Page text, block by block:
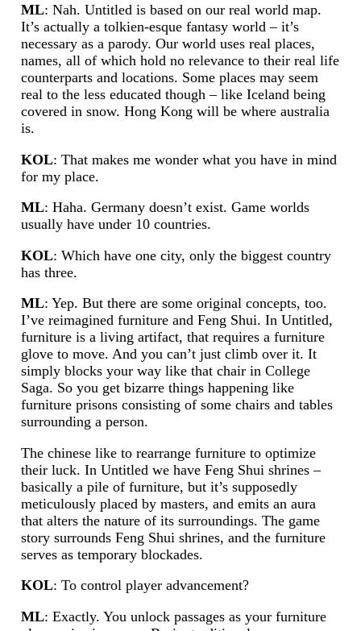
ML: Nah. Untitled is based on our real world map.
It’s actually a tolkien-esque fantasy world – it’s
necessary as a parody. Our world uses real places,
names, all of which hold no relevance to their real life
counterparts and locations. Some places may seem
real to the less educated though – like Iceland being
covered in snow. Hong Kong will be where australia
is.
KOL: That makes me wonder what you have in mind
for my place.
ML: Haha. Germany doesn’t exist. Game worlds
usually have under 10 countries.
KOL: Which have one city, only the biggest country
has three.
ML: Yep. But there are some original concepts, too.
I’ve reimagined furniture and Feng Shui. In Untitled,
furniture is a living artifact, that requires a furniture
glove to move. And you can’t just climb over it. It
simply blocks your way like that chair in College
Saga. So you get bizarre things happening like
furniture prisons consisting of some chairs and tables
surrounding a person.
The chinese like to rearrange furniture to optimize
their luck. In Untitled we have Feng Shui shrines –
basically a pile of furniture, but it’s supposedly
meticulously placed by masters, and emits an aura
that alters the nature of its surroundings. The game
story surrounds Feng Shui shrines, and the furniture
serves as temporary blockades.
KOL: To control player advancement?
ML: Exactly. You unlock passages as your furniture